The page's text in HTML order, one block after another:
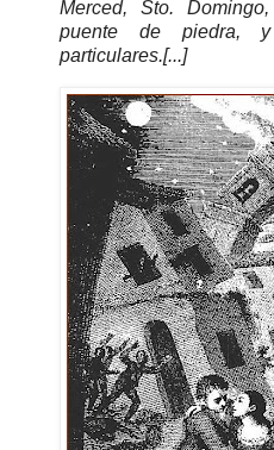
Merced, Sto.
puente de piedra,
particulares.[...]